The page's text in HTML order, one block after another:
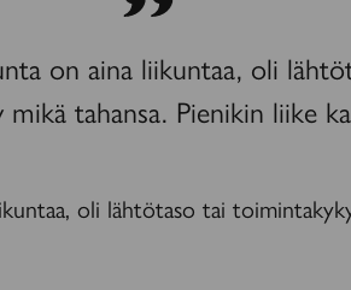
on aina liikuntaa, oli
tahansa. Pienikin liike
oli lähtötaso tai